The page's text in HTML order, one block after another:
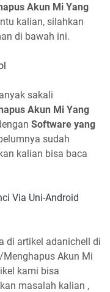
Akun Mi Yang
kalian, silahkan
di bawah ini.
sakali
Akun Mi Yang
Software yang
sudah
kalian bisa baca
Via Uni-Android
di artikel adanichell di
Akun Mi
kami bisa
masalah kalian ,